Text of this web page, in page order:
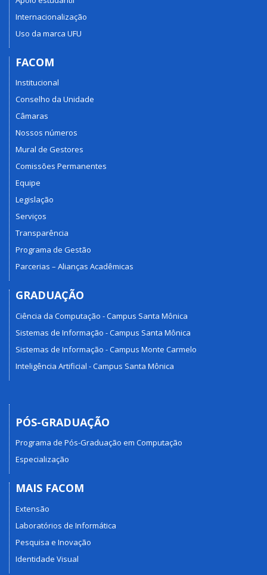
Internacionalização
Uso da marca UFU
FACOM
Institucional
Conselho da Unidade
Câmaras
Nossos números
Mural de Gestores
Comissões Permanentes
Equipe
Legislação
Serviços
Transparência
Programa de Gestão
Parcerias – Alianças Acadêmicas
GRADUAÇÃO
Ciência da Computação - Campus Santa Mônica
Sistemas de Informação - Campus Santa Mônica
Sistemas de Informação - Campus Monte Carmelo
Inteligência Artificial - Campus Santa Mônica
PÓS-GRADUAÇÃO
Programa de Pós-Graduação em Computação
Especialização
MAIS FACOM
Extensão
Laboratórios de Informática
Pesquisa e Inovação
Identidade Visual